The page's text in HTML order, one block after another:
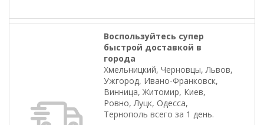
Воспользуйтесь супер
быстрой доставкой в
города
Хмельницкий, Черновцы, Львов,
Ужгород, Ивано-Франковск,
Винница, Житомир, Киев,
Ровно, Луцк, Одесса,
Тернополь всего за 1 день.